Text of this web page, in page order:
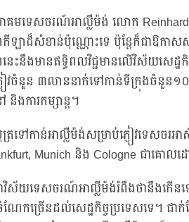
គមទេសចរណ៍អាល្លឺម៉ង់ លោក Reinhard
កីឡាដ៏សំខាន់ប៉ុណ្ណោះទេ ប៉ុន្តែក៏ជាឱកា
នេះនឹងមានឥទ្ធិពលវិជ្ជមានលើវិស័យសេ
ៀវចំនួន ៣លាននាក់ទៅកាន់ទីក្រុងចំនួន
និងការកម្សាន្ត។
រទៅកាន់អាល្លឺម៉ង់សម្រាប់ភ្ញៀវទេសចរ
Munich និង Cologne ជាគោល
វិស័យទេសចរណ៍អាល្លឺម៉ង់រំពឹងថានឹងកើ
កច្រើនដល់សេដ្ឋកិច្ចប្រទេសទេ។ ជាក់ស្